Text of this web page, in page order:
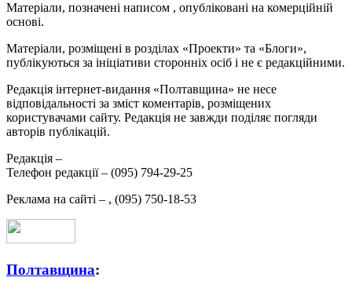
Матеріали, позначені написом , опубліковані на комерційній
основі.
Матеріали, розміщені в розділах «Проекти» та «Блоги»,
публікуються за ініціативи сторонніх осіб і не є редакційними.
Редакція інтернет-видання «Полтавщина» не несе
відповідальності за зміст коментарів, розміщених
користувачами сайту. Редакція не завжди поділяє погляди
авторів публікацій.
Редакція –
Телефон редакції – (095) 794-29-25
Реклама на сайті – , (095) 750-18-53
Полтавщина: